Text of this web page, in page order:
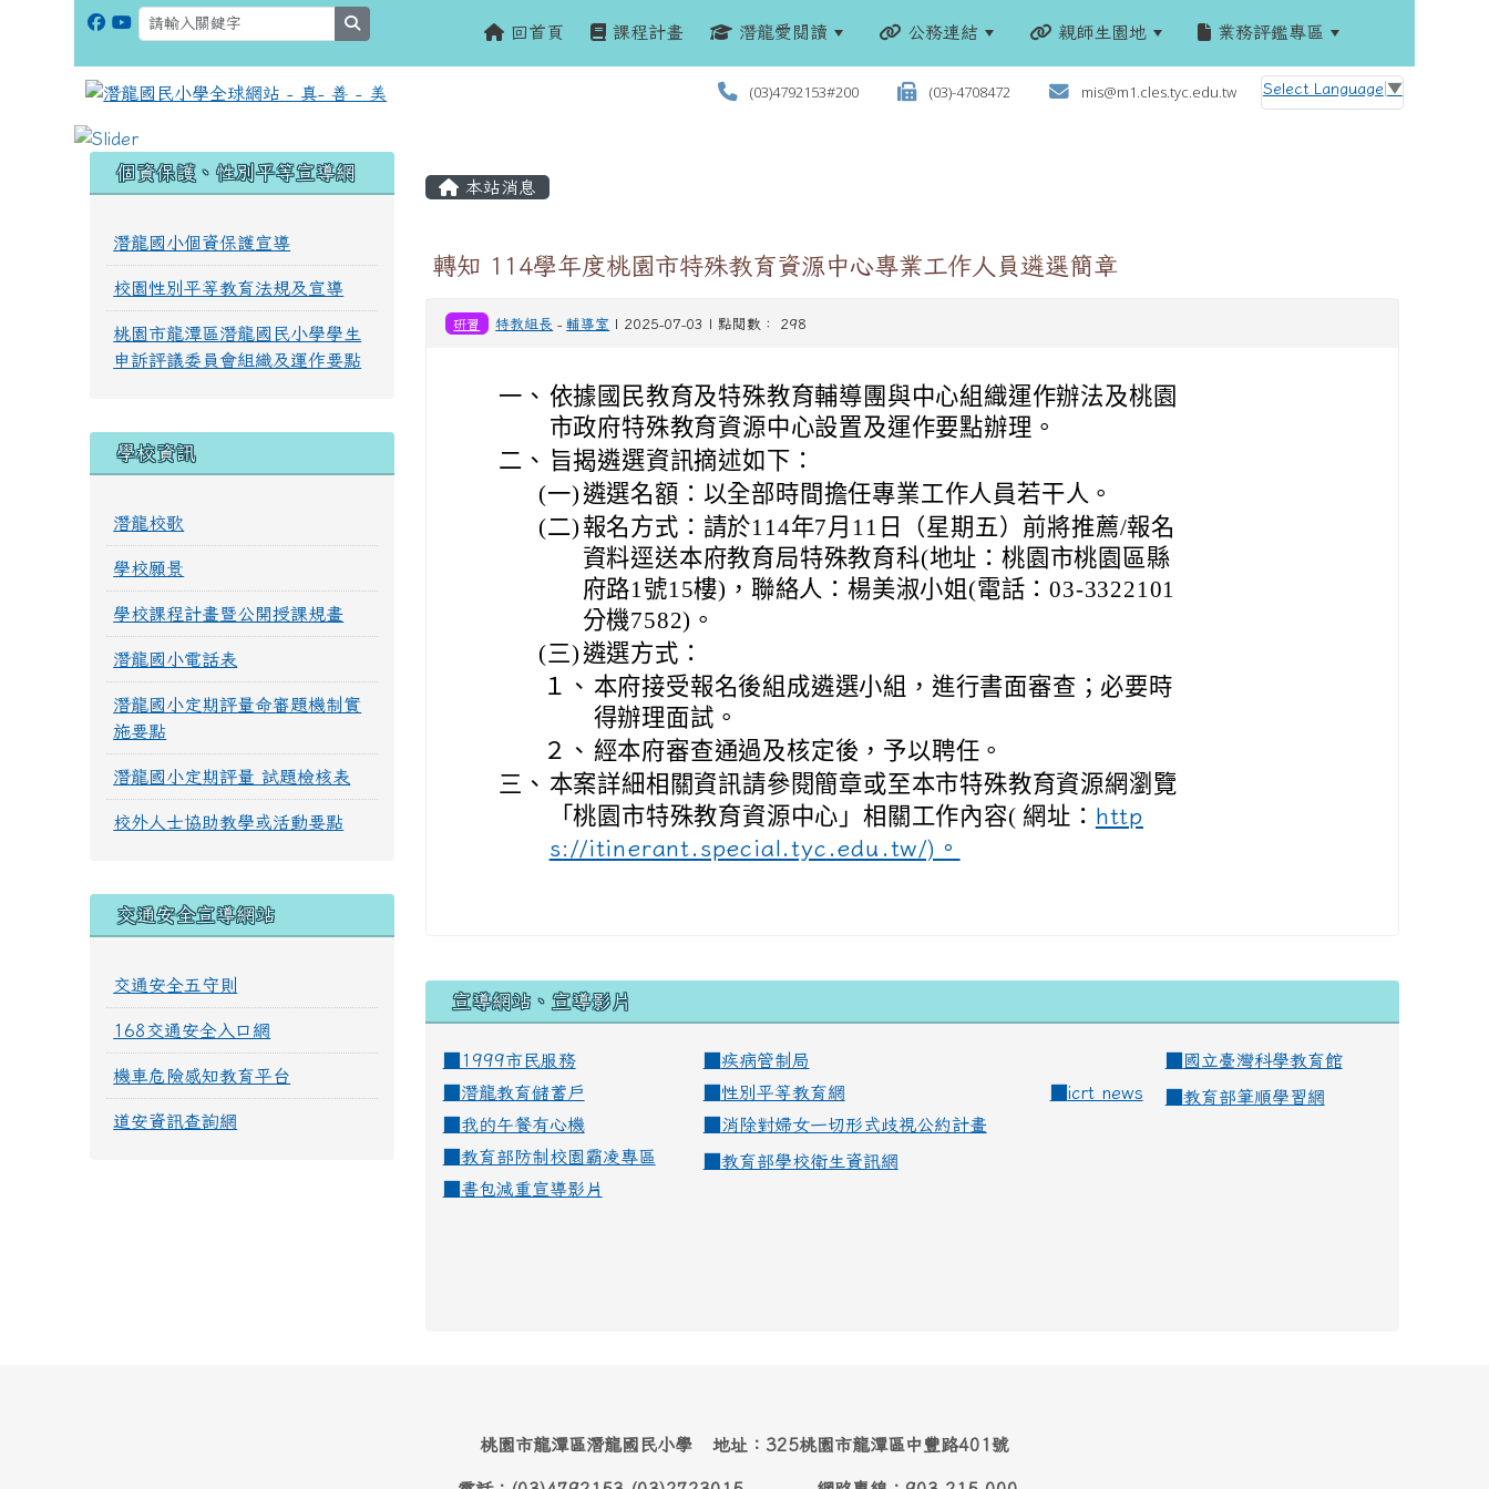
回首頁 課程計畫 潛龍愛閱讀 公務連結 親師生園地 業務評鑑專區
(03)4792153#200 (03)-4708472 mis@m1.cles.tyc.edu.tw Select Language ▼
本站消息
轉知 114學年度桃園市特殊教育資源中心專業工作人員遴選簡章
研習 特教組長 -輔導室 | 2025-07-03 | 點閱數： 298
一、 依據國民教育及特殊教育輔導團與中心組織運作辦法及桃園
市政府特殊教育資源中心設置及運作要點辦理。
二、 旨揭遴選資訊摘述如下：
(一) 遴選名額：以全部時間擔任專業工作人員若干人。
(二) 報名方式：請於114年7月11日（星期五）前將推薦/報名
資料逕送本府教育局特殊教育科(地址：桃園市桃園區縣
府路1號15樓)，聯絡人：楊美淑小姐(電話：03-3322101
分機7582)。
(三) 遴選方式：
１、 本府接受報名後組成遴選小組，進行書面審查；必要時
得辦理面試。
２、 經本府審查通過及核定後，予以聘任。
三、 本案詳細相關資訊請參閱簡章或至本市特殊教育資源網瀏覽
「桃園市特殊教育資源中心」相關工作內容( 網址： http
s://itinerant.special.tyc.edu.tw/)。
宣導網站、宣導影片
■1999市民服務 疾病管制局
國立臺灣科學教育館
潛龍教育儲蓄戶 性別平等教育網 icrt news
教育部筆順學習網
我的午餐有心機
消除對婦女一切形式歧視公約計畫
教育部防制校園霸凌專區
教育部學校衛生資訊網
書包減重宣導影片
個資保護、性別平等宣導網
潛龍國小個資保護宣導
校園性別平等教育法規及宣導
桃園市龍潭區潛龍國民小學學生
申訴評議委員會組織及運作要點
學校資訊
潛龍校歌
學校願景
學校課程計畫暨公開授課規畫
潛龍國小電話表
潛龍國小定期評量命審題機制實
施要點
潛龍國小定期評量 試題檢核表
校外人士協助教學或活動要點
交通安全宣導網站
交通安全五守則
168交通安全入口網
機車危險感知教育平台
道安資訊查詢網
桃園市龍潭區潛龍國民小學 地址：325桃園市龍潭區中豐路401號